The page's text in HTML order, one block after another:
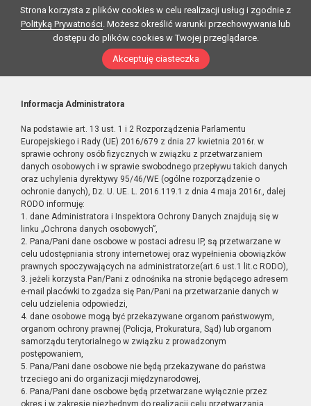
Strona korzysta z plików cookies w celu realizacji usług i zgodnie z
Polityką Prywatności. Możesz określić warunki przechowywania lub
dostępu do plików cookies w Twojej przeglądarce.
Akceptuję ciasteczka
Informacja Administratora
Na podstawie art. 13 ust. 1 i 2 Rozporządzenia Parlamentu
Europejskiego i Rady (UE) 2016/679 z dnia 27 kwietnia 2016r. w
sprawie ochrony osób fizycznych w związku z przetwarzaniem
danych osobowych i w sprawie swobodnego przepływu takich danych
oraz uchylenia dyrektywy 95/46/WE (ogólne rozporządzenie o
ochronie danych), Dz. U. UE. L. 2016.119.1 z dnia 4 maja 2016r., dalej
RODO informuję:
1. dane Administratora i Inspektora Ochrony Danych znajdują się w
linku „Ochrona danych osobowych”,
2. Pana/Pani dane osobowe w postaci adresu IP, są przetwarzane w
celu udostępniania strony internetowej oraz wypełnienia obowiązków
prawnych spoczywających na administratorze(art.6 ust.1 lit.c RODO),
3. jeżeli korzysta Pan/Pani z odnośnika na stronie będącego adresem
e-mail placówki to zgadza się Pan/Pani na przetwarzanie danych w
celu udzielenia odpowiedzi,
4. dane osobowe mogą być przekazywane organom państwowym,
organom ochrony prawnej (Policja, Prokuratura, Sąd) lub organom
samorządu terytorialnego w związku z prowadzonym
postępowaniem,
5. Pana/Pani dane osobowe nie będą przekazywane do państwa
trzeciego ani do organizacji międzynarodowej,
6. Pana/Pani dane osobowe będą przetwarzane wyłącznie przez
okres i w zakresie niezbędnym do realizacji celu przetwarzania,